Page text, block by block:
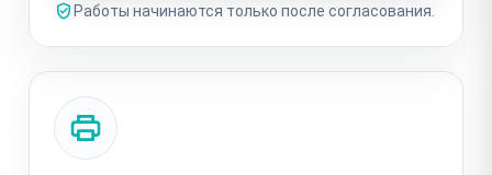
Работы начинаются только после согласования.